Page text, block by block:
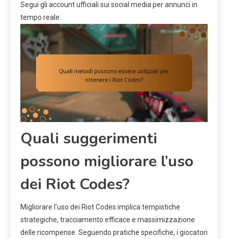
Segui gli account ufficiali sui social media per annunci in
tempo reale.
Quali suggerimenti
possono migliorare l’uso
dei Riot Codes?
Migliorare l’uso dei Riot Codes implica tempistiche
strategiche, tracciamento efficace e massimizzazione
delle ricompense. Seguendo pratiche specifiche, i giocatori